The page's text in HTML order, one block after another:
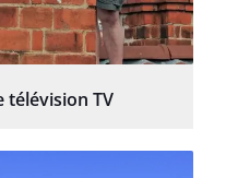
télévision TV